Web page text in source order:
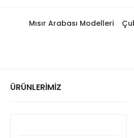
Mısır Arabası Modelleri
ÜRÜNLERİMİZ